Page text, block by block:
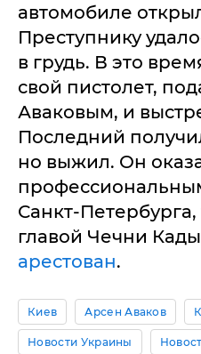
автомобиле
Преступнику
в грудь. В это
свой пистолет,
Аваковым, и
Последний
но выжил. Он
Санкт-
главой Чечни
арестован.
Киев Арсен Аваков
Новости Украины